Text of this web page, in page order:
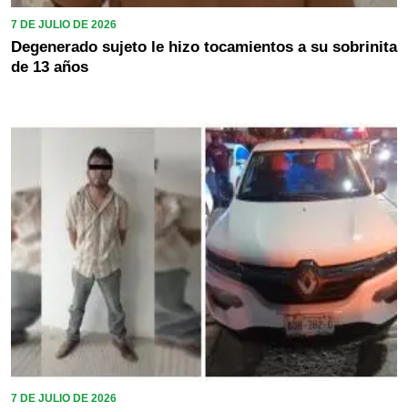
7 DE JULIO DE 2026
Degenerado sujeto le hizo tocamientos a su sobrinita
de 13 años
7 DE JULIO DE 2026